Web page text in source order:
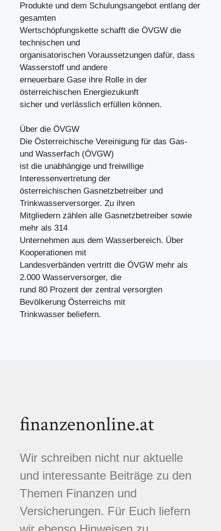
Produkte und dem Schulungsangebot entlang der
gesamten
Wertschöpfungskette schafft die ÖVGW die
technischen und
organisatorischen Voraussetzungen dafür, dass
Wasserstoff und andere
erneuerbare Gase ihre Rolle in der
österreichischen Energiezukunft
sicher und verlässlich erfüllen können.
Über die ÖVGW
Die Österreichische Vereinigung für das Gas-
und Wasserfach (ÖVGW)
ist die unabhängige und freiwillige
Interessenvertretung der
österreichischen Gasnetzbetreiber und
Trinkwasserversorger. Zu ihren
Mitgliedern zählen alle Gasnetzbetreiber sowie
mehr als 314
Unternehmen aus dem Wasserbereich. Über
Kooperationen mit
Landesverbänden vertritt die ÖVGW mehr als
2.000 Wasserversorger, die
rund 80 Prozent der zentral versorgten
Bevölkerung Österreichs mit
Trinkwasser beliefern.
finanzenonline.at
Wir schreiben nicht nur aktuelle
und interessante Beiträge zu den
Themen Finanzen und
Versicherungen. Für Euch liefern